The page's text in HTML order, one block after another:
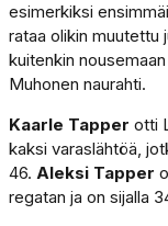
esimerkiksi
rataa olikin muutettu
kuitenkin
Muhonen naurahti.
Kaarle Tapper otti
kaksi varaslähtöä,
46. Aleksi Tapper
regatan ja on sijalla